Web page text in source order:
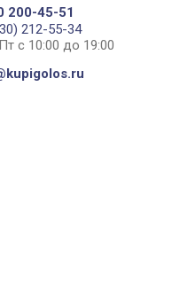
200-45-51
212-55-34
с 10:00 до 19:00